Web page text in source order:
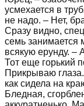
усмехается в
не надо. – Нет,
Сразу видно,
семь занимается
всякую ерунду. –
Тот еще горький
Прикрываю
как сидела на
Бледная,